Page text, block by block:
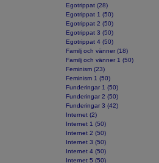
Egotrippat (28)
Egotrippat 1 (50)
Egotrippat 2 (50)
Egotrippat 3 (50)
Egotrippat 4 (50)
Familj och vänner (18)
Familj och vänner 1 (50)
Feminism (23)
Feminism 1 (50)
Funderingar 1 (50)
Funderingar 2 (50)
Funderingar 3 (42)
Internet (2)
Internet 1 (50)
Internet 2 (50)
Internet 3 (50)
Internet 4 (50)
Internet 5 (50)